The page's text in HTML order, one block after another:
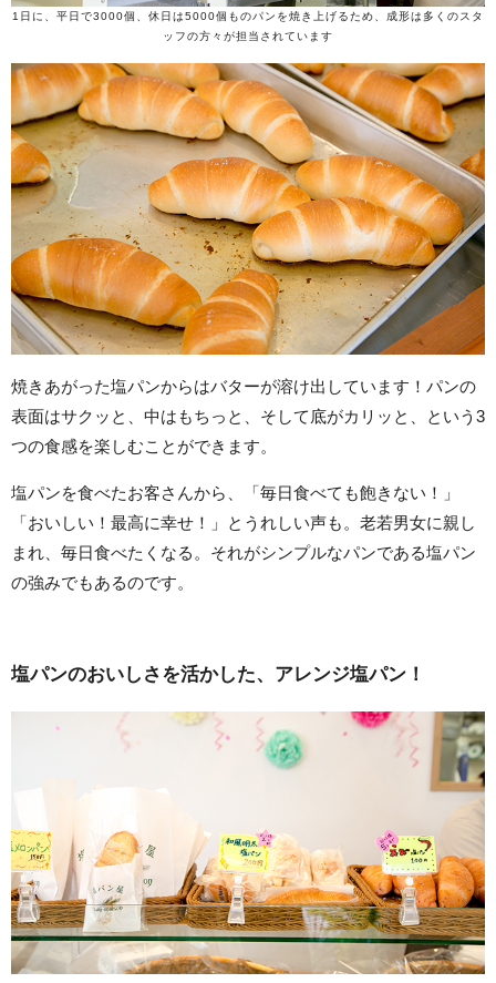
1日に、平日で3000個、休日は5000個ものパンを焼き上げるため、成形は多くのスタ
ッフの方々が担当されています
焼きあがった塩パンからはバターが溶け出しています！パンの
表面はサクッと、中はもちっと、そして底がカリッと、という3
つの食感を楽しむことができます。
塩パンを食べたお客さんから、「毎日食べても飽きない！」
「おいしい！最高に幸せ！」とうれしい声も。老若男女に親し
まれ、毎日食べたくなる。それがシンプルなパンである塩パン
の強みでもあるのです。
塩パンのおいしさを活かした、アレンジ塩パン！